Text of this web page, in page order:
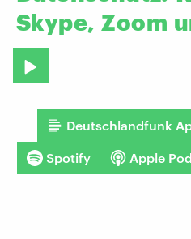
Skype, Zoom
Deutschlandfunk
Spotify Apple